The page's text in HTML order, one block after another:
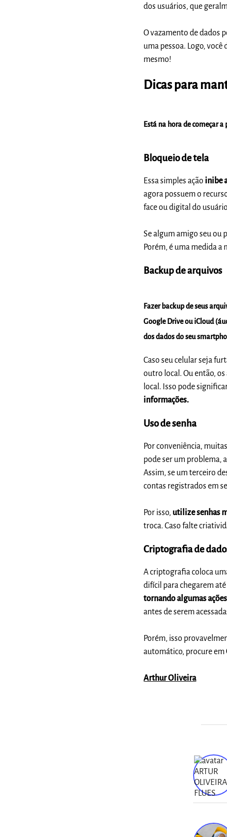
dos usuários, que
O vazamento de dados
uma pessoa. Logo, você
mesmo!
Dicas para
Está na hora de começar
Bloqueio de tela
Essa simples ação inibe
agora possuem o
face ou digital do
Se algum amigo seu ou
Porém, é uma medida a
Backup de arquivos
Fazer backup de seus
Google Drive ou iCloud
dos dados do seu
Caso seu celular seja
outro local. Ou então,
local. Isso pode
informações.
Uso de senha
Por conveniência,
pode ser um problema,
Assim, se um terceiro
contas registrados em
Por isso, utilize senhas
troca. Caso falte
Criptografia de
A criptografia coloca
difícil para chegarem
tornando algumas
antes de serem
Porém, isso
automático, procure em
Arthur Oliveira